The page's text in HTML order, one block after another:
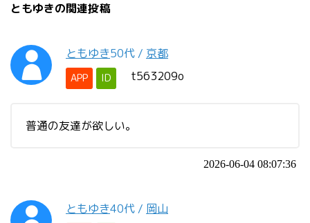
ともゆきの関連投稿
ともゆき50代 / 京都
APP ID t563209o
普通の友達が欲しい。
2026-06-04 08:07:36
ともゆき40代 / 岡山